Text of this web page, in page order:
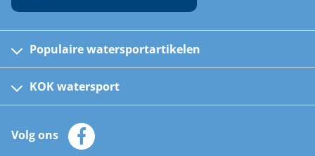
Populaire watersportartikelen
Kinder reddingsvesten
Automatische reddingsvesten
Zeilkleding
Zonnepanelen
KOK watersport
Klantenservice
Merken
Volg ons